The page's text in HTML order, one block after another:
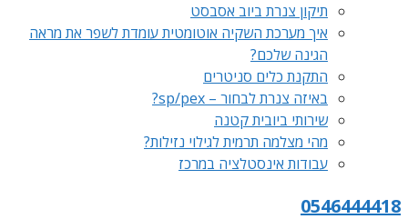
תיקון צנרת ביוב אסבסט
איך מערכת השקיה אוטומטית עומדת לשפר את מראה
הגינה שלכם?
התקנת כלים סניטרים
באיזה צנרת לבחור – sp/pex?
שירותי ביובית קטנה
מהי מצלמה תרמית לגילוי נזילות?
עבודות אינסטלציה במרכז
0546444418